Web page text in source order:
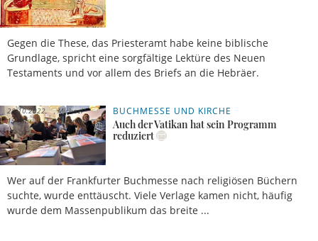
Gegen die These, das Priesteramt habe keine biblische
Grundlage, spricht eine sorgfältige Lektüre des Neuen
Testaments und vor allem des Briefs an die Hebräer.
BUCHMESSE UND KIRCHE
Auch der Vatikan hat sein Programm
reduziert
Wer auf der Frankfurter Buchmesse nach religiösen Büchern
suchte, wurde enttäuscht. Viele Verlage kamen nicht, häufig
wurde dem Massenpublikum das breite ...
28.10.2022,
15 Uhr
Michael
Karger